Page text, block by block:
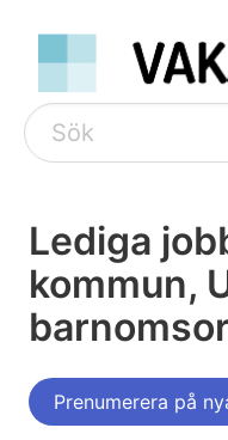
Lediga
kommun,
Prenumerera på